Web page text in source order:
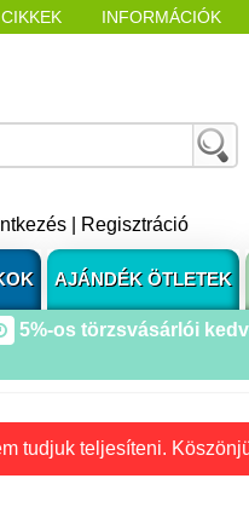
INFORMÁCIÓK
Regisztráció
AJÁNDÉK ÖTLETEK
5%-os törzsvásárlói
tudjuk teljesíteni.